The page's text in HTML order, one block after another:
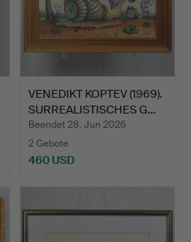
VENEDIKT KOPTEV (1969).
SURREALISTISCHES G…
Beendet 28. Jun 2026
2 Gebote
460 USD